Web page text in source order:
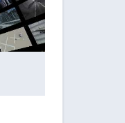
des Lenkrades
So sollte man Ohren
Fall reinigen
Internet